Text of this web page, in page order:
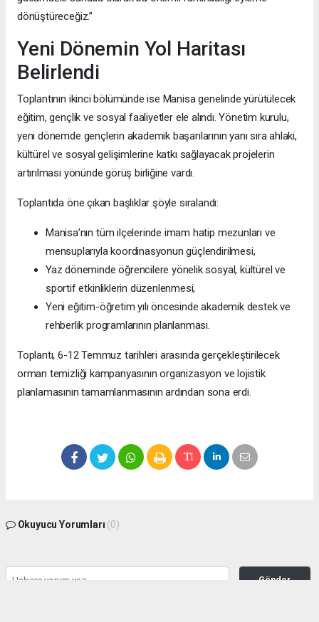
dönüştüreceğiz.”
Yeni Dönemin Yol Haritası
Belirlendi
Toplantının ikinci bölümünde ise Manisa genelinde yürütülecek
eğitim, gençlik ve sosyal faaliyetler ele alındı. Yönetim kurulu,
yeni dönemde gençlerin akademik başarılarının yanı sıra ahlaki,
kültürel ve sosyal gelişimlerine katkı sağlayacak projelerin
artırılması yönünde görüş birliğine vardı.
Toplantıda öne çıkan başlıklar şöyle sıralandı:
Manisa’nın tüm ilçelerinde imam hatip mezunları ve
mensuplarıyla koordinasyonun güçlendirilmesi,
Yaz döneminde öğrencilere yönelik sosyal, kültürel ve
sportif etkinliklerin düzenlenmesi,
Yeni eğitim-öğretim yılı öncesinde akademik destek ve
rehberlik programlarının planlanması.
Toplantı, 6-12 Temmuz tarihleri arasında gerçekleştirilecek
orman temizliği kampanyasının organizasyon ve lojistik
planlamasının tamamlanmasının ardından sona erdi.
Okuyucu Yorumları (0)
Gönder